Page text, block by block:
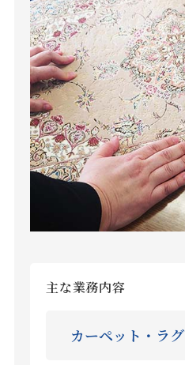
主な業務内容
カーペット・ラ